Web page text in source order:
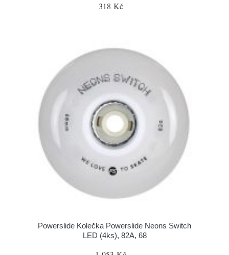
318 Kč
Powerslide Kolečka Powerslide Neons Switch
LED (4ks), 82A, 68